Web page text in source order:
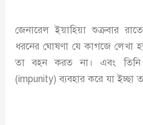
জেনারেল ইয়াহিয়া শুক্রবার
ধরনের ঘোষণা যে কাগজে
তা বহন করত না। এবং
(impunity) ব্যবহার করে যা ইচ্ছা